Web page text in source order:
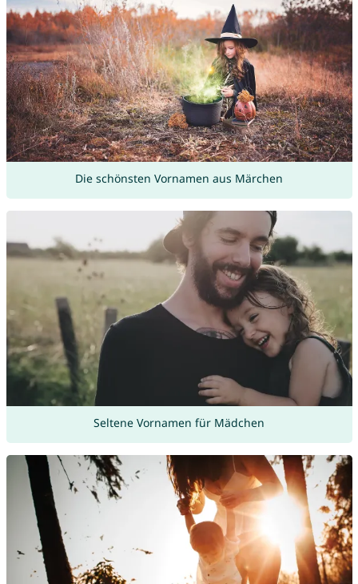
Die schönsten Vornamen aus Märchen
Seltene Vornamen für Mädchen